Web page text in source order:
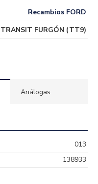
Recambios FORD
TRANSIT FURGÓN (TT9)
Análogas
013
138933